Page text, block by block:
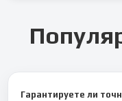
Гарантируете ли